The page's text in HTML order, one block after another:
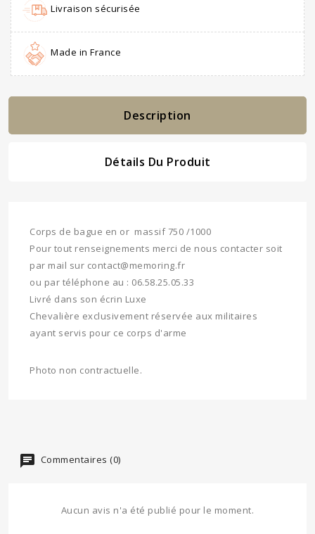
Livraison sécurisée
Made in France
Description
Détails Du Produit
Corps de bague en or massif 750 /1000
Pour tout renseignements merci de nous contacter soit
par mail sur contact@memoring.fr
ou par téléphone au : 06.58.25.05.33
Livré dans son écrin Luxe
Chevalière exclusivement réservée aux militaires
ayant servis pour ce corps d'arme
Photo non contractuelle.
Commentaires (0)
Aucun avis n'a été publié pour le moment.